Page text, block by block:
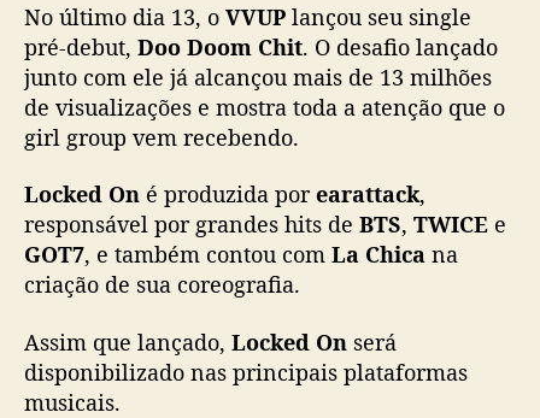
l
e
m
0
a
b
r
No último dia 13, o VVUP lançou seu single
pré-debut, Doo Doom Chit. O desafio lançado
junto com ele já alcançou mais de 13 milhões
de visualizações e mostra toda a atenção que o
girl group vem recebendo.
Locked On é produzida porearattack,
responsável por grandes hits de BTS, TWICE e
GOT7, e também contou com La Chica na
criação de sua coreografia.
Assim que lançado, Locked On será
disponibilizado nas principais plataformas
musicais.